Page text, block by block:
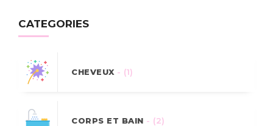
CATEGORIES
CHEVEUX - (1)
CORPS ET BAIN - (2)